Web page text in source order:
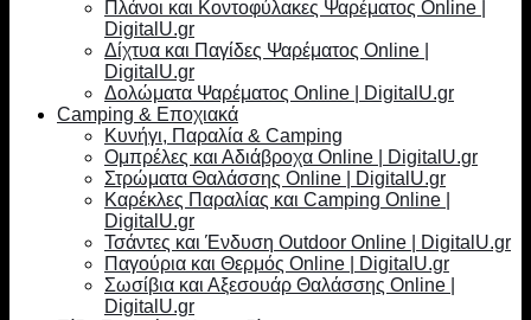
Πλάνοι και Κοντοφύλακες Ψαρέματος Online |
DigitalU.gr
Δίχτυα και Παγίδες Ψαρέματος Online |
DigitalU.gr
Δολώματα Ψαρέματος Online | DigitalU.gr
Camping & Εποχιακά
Κυνήγι, Παραλία & Camping
Ομπρέλες και Αδιάβροχα Online | DigitalU.gr
Στρώματα Θαλάσσης Online | DigitalU.gr
Καρέκλες Παραλίας και Camping Online |
DigitalU.gr
Τσάντες και Ένδυση Outdoor Online | DigitalU.gr
Παγούρια και Θερμός Online | DigitalU.gr
Σωσίβια και Αξεσουάρ Θαλάσσης Online |
DigitalU.gr